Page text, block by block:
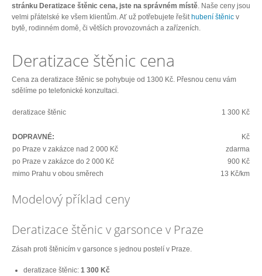
stránku Deratizace štěnic cena, jste na správném místě. Naše ceny jsou
velmi přátelské ke všem klientům. Ať už potřebujete řešit hubení štěnic v
bytě, rodinném domě, či větších provozovnách a zařízeních.
Deratizace štěnic cena
Cena za deratizace štěnic se pohybuje od 1300 Kč. Přesnou cenu vám
sdělíme po telefonické konzultaci.
deratizace štěnic 1 300 Kč
DOPRAVNÉ:
Kč
po Praze v zakázce nad 2 000 Kč
zdarma
po Praze v zakázce do 2 000 Kč
900 Kč
mimo Prahu v obou směrech
13 Kč/km
Modelový příklad ceny
Deratizace štěnic v garsonce v Praze
Zásah proti štěnicím v garsonce s jednou postelí v Praze.
deratizace štěnic: 1 300 Kč